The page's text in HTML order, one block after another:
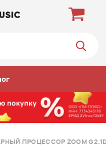
ПРОЦЕССОР ZOOM